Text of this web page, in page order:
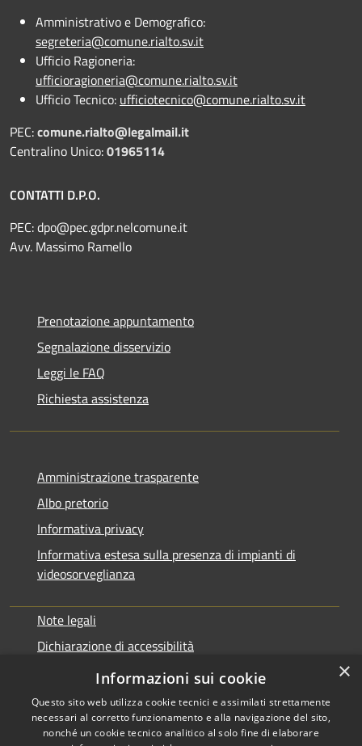
Amministrativo e Demografico:
segreteria@comune.rialto.sv.it
Ufficio Ragioneria:
ufficioragioneria@comune.rialto.sv.it
Ufficio Tecnico: ufficiotecnico@comune.rialto.sv.it
PEC:comune.rialto@legalmail.it
Centralino Unico:01965114
CONTATTI D.P.O.
PEC:dpo@pec.gdpr.nelcomune.it
Avv. Massimo Ramello
Prenotazione appuntamento
Segnalazione disservizio
Leggi le FAQ
Richiesta assistenza
Amministrazione trasparente
Albo pretorio
Informativa privacy
Informativa estesa sulla presenza di impianti di
videosorveglianza
Note legali
Dichiarazione di accessibilità
Obbiettivi di accessibilità
×
Informazioni sui cookie
Questo sito web utilizza cookie tecnici e assimilati strettamente
necessari al corretto funzionamento e alla navigazione del sito,
nonché un cookie tecnico analitico al solo fine di elaborare